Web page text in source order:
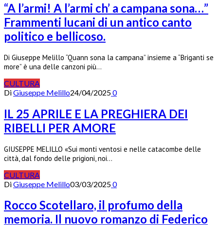
“A l’armi! A l’armi ch’ a campana sona…”
Frammenti lucani di un antico canto
politico e bellicoso.
Di Giuseppe Melillo “Quann sona la campana” insieme a “Briganti se
more” è una delle canzoni più…
CULTURA
DiGiuseppe Melillo24/04/20250
IL 25 APRILE E LA PREGHIERA DEI
RIBELLI PER AMORE
GIUSEPPE MELILLO «Sui monti ventosi e nelle catacombe delle
città, dal fondo delle prigioni, noi…
CULTURA
DiGiuseppe Melillo03/03/20250
Rocco Scotellaro, il profumo della
memoria. Il nuovo romanzo di Federico